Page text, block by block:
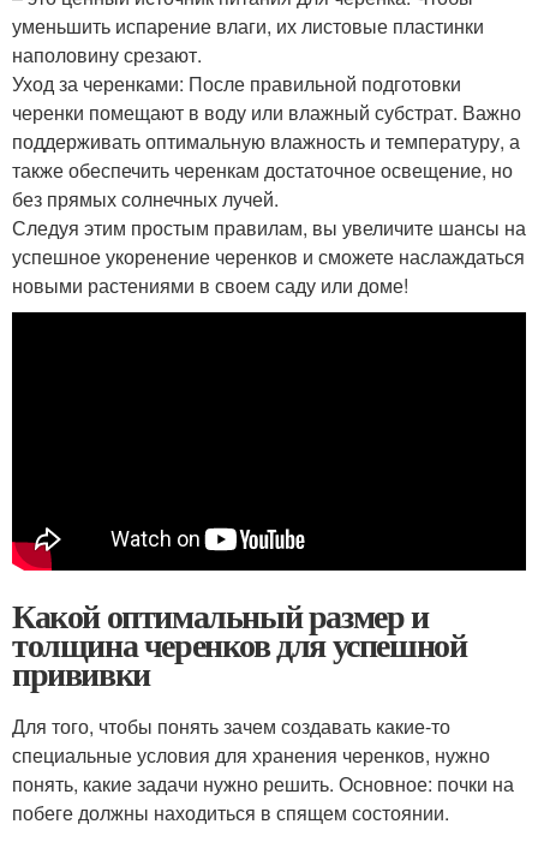
уменьшить испарение влаги, их листовые пластинки
наполовину срезают.
Уход за черенками: После правильной подготовки
черенки помещают в воду или влажный субстрат. Важно
поддерживать оптимальную влажность и температуру, а
также обеспечить черенкам достаточное освещение, но
без прямых солнечных лучей.
Следуя этим простым правилам, вы увеличите шансы на
успешное укоренение черенков и сможете наслаждаться
новыми растениями в своем саду или доме!
Какой оптимальный размер и
толщина черенков для успешной
прививки
Для того, чтобы понять зачем создавать какие-то
специальные условия для хранения черенков, нужно
понять, какие задачи нужно решить. Основное: почки на
побеге должны находиться в спящем состоянии.